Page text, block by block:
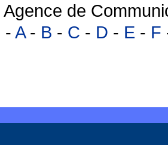
Agence de
- A- B - C - D - E - F